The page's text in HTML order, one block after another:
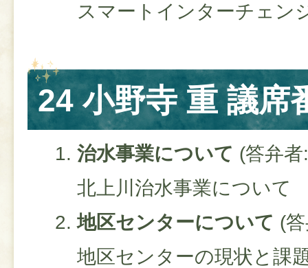
スマートインターチェン
24 小野寺 重 議席
治水事業について (答弁
北上川治水事業について
地区センターについて (
地区センターの現状と課